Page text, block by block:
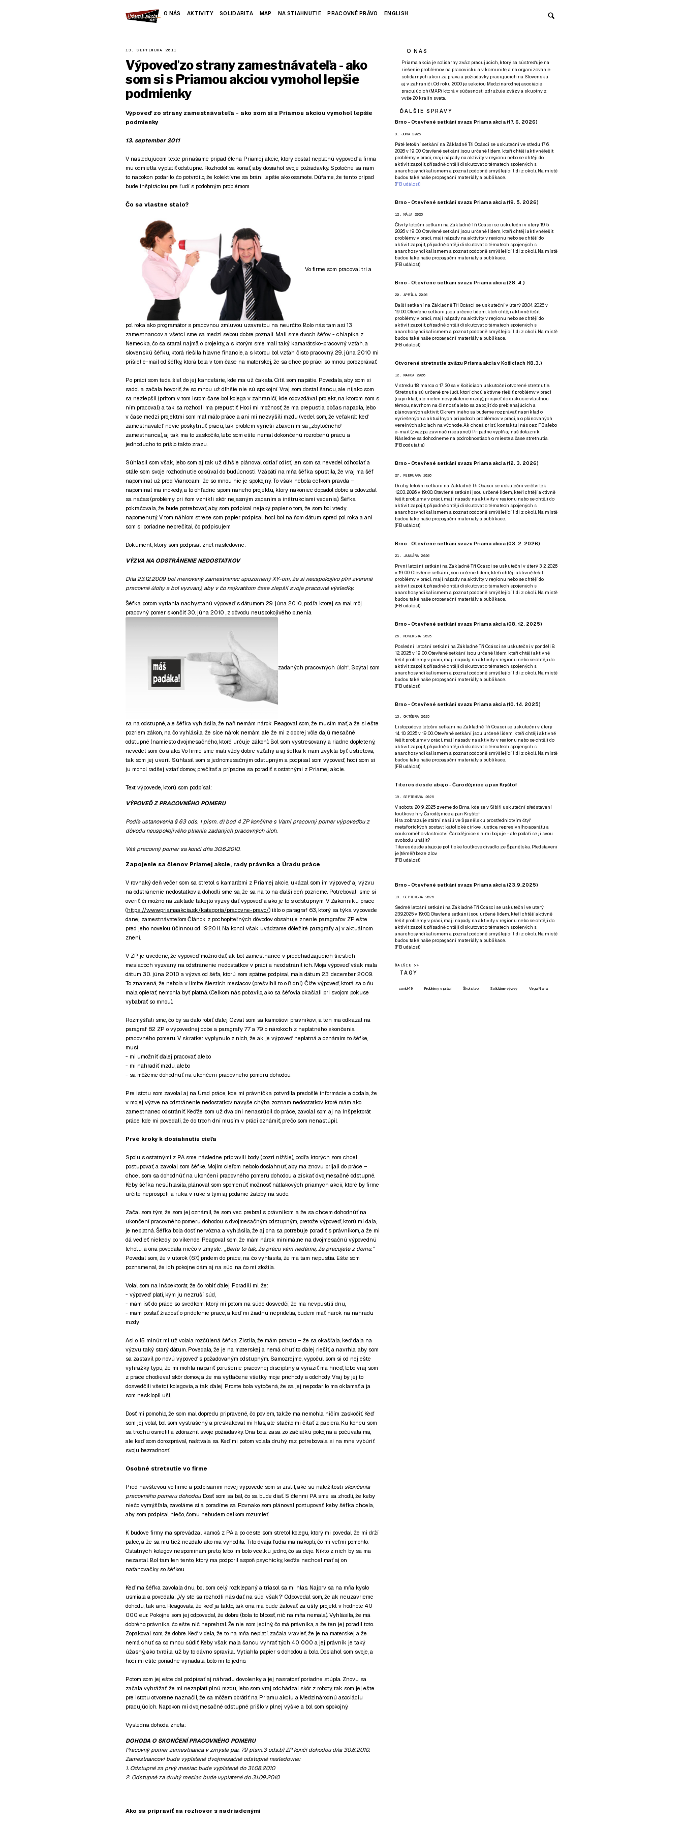
O NÁS AKTIVITY SOLIDARITA MAP NA STIAHNUTIE PRACOVNÉ PRÁVO ENGLISH
13. SEPTEMBRA 2011
Výpoveď zo strany zamestnávateľa - ako
som si s Priamou akciou vymohol lepšie
podmienky
Výpoveď zo strany zamestnávateľa - ako som si s Priamou akciou vymohol lepšie
podmienky
13. september 2011
V nasledujúcom texte prinášame prípad člena Priamej akcie, ktorý dostal neplatnú výpoveď a firma
mu odmietla vyplatiť odstupné. Rozhodol sa konať, aby dosiahol svoje požiadavky. Spoločne sa nám
to napokon podarilo, čo potvrdilo, že kolektívne sa bráni lepšie ako osamote. Dúfame, že tento prípad
bude inšpiráciou pre ľudí s podobným problémom.
Čo sa vlastne stalo?
Vo firme som pracoval tri a
pol roka ako programátor s pracovnou zmluvou uzavretou na neurčito. Bolo nás tam asi 13
zamestnancov a všetci sme sa medzi sebou dobre poznali. Mali sme dvoch šéfov - chlapíka z
Nemecka, čo sa staral najmä o projekty, a s ktorým sme mali taký kamarátsko-pracovný vzťah, a
slovenskú šéfku, ktorá riešila hlavne financie, a s ktorou bol vzťah čisto pracovný. 29. júna 2010 mi
prišiel e-mail od šéfky, ktorá bola v tom čase na materskej, že sa chce po práci so mnou porozprávať.
Po práci som teda šiel do jej kancelárie, kde ma už čakala. Cítil som napätie. Povedala, aby som si
sadol, a začala hovoriť, že so mnou už dlhšie nie sú spokojní. Vraj som dostal šancu, ale nijako som
sa nezlepšil (pritom v tom istom čase bol kolega v zahraničí, kde odovzdával projekt, na ktorom som s
ním pracoval), a tak sa rozhodli ma prepustiť. Hoci mi možnosť, že ma prepustia, občas napadla, lebo
v čase medzi projektmi som mal málo práce a ani mi nezvýšili mzdu (vedel som, že veľakrát keď
zamestnávateľ nevie poskytnúť prácu, tak problém vyrieši zbavením sa „zbytočného“
zamestnanca), aj tak ma to zaskočilo, lebo som ešte nemal dokončenú rozrobenú prácu a
jednoducho to prišlo takto zrazu.
Súhlasil som však, lebo som aj tak už dlhšie plánoval odtiaľ odísť, len som sa nevedel odhodlať a
stále som svoje rozhodnutie odsúval do budúcnosti. Vzápätí na mňa šéfka spustila, že vraj ma šéf
napomínal už pred Vianocami, že so mnou nie je spokojný. To však nebola celkom pravda –
napomínal ma inokedy, a to ohľadne spomínaného projektu, ktorý nakoniec dopadol dobre a odovzdal
sa načas (problémy pri ňom vznikli skôr nejasným zadaním a inštrukciami vedenia). Šéfka
pokračovala, že bude potrebovať, aby som podpísal nejaký papier o tom, že som bol vtedy
napomenutý. V tom náhlom strese som papier podpísal, hoci bol na ňom dátum spred pol roka a ani
som si poriadne neprečítal, čo podpisujem.
Dokument, ktorý som podpísal znel nasledovne:
VÝZVA NA ODSTRÁNENIE NEDOSTATKOV
Dňa 23.12.2009 bol menovaný zamestnanec upozornený XY-om, že si neuspokojivo plní zverené
pracovné úlohy a bol vyzvaný, aby v čo najkratšom čase zlepšil svoje pracovné výsledky.
Šéfka potom vytiahla nachystanú výpoveď s dátumom 29. júna 2010, podľa ktorej sa mal môj
pracovný pomer skončiť 30. júna 2010 „z dôvodu neuspokojivého plnenia
zadaných pracovných úloh“. Spýtal som
sa na odstupné, ale šéfka vyhlásila, že naň nemám nárok. Reagoval som, že musím mať, a že si ešte
pozriem zákon, na čo vyhlásila, že síce nárok nemám, ale že mi z dobrej vôle dajú mesačné
odstupné (namiesto dvojmesačného, ktoré určuje zákon). Bol som vystresovaný a riadne dopletený,
nevedel som čo a ako. Vo firme sme mali vždy dobré vzťahy a aj šéfka k nám zvykla byť ústretová,
tak som jej uveril. Súhlasil som s jednomesačným odstupným a podpísal som výpoveď, hoci som si
ju mohol radšej vziať domov, prečítať a prípadne sa poradiť s ostatnými z Priamej akcie.
Text výpovede, ktorú som podpísal:
VÝPOVEĎ Z PRACOVNÉHO POMERU
Podľa ustanovenia § 63 ods. 1 písm. d) bod 4 ZP končíme s Vami pracovný pomer výpoveďou z
dôvodu neuspokojivého plnenia zadaných pracovných úloh.
Váš pracovný pomer sa končí dňa 30.6.2010.
Zapojenie sa členov Priamej akcie, rady právnika a Úradu práce
V rovnaký deň večer som sa stretol s kamarátmi z Priamej akcie, ukázal som im výpoveď aj výzvu
na odstránenie nedostatkov a dohodli sme sa, že sa na to na ďalší deň pozrieme. Potrebovali sme si
overiť, či možno na základe takejto výzvy dať výpoveď a ako je to s odstupným. V Zákonníku práce
(https://www.priamaakcia.sk/kategoria/pracovne-pravo/) išlo o paragraf 63, ktorý sa týka výpovede
danej zamestnávateľom..Článok z pochopiteľných dôvodov obsahuje znenie paragrafov ZP ešte
pred jeho novelou účinnou od 1.9.2011. Na konci však uvádzame dôležité paragrafy aj v aktuálnom
znení.
V ZP je uvedené, že výpoveď možno dať, ak bol zamestnanec v predchádzajúcich šiestich
mesiacoch vyzvaný na odstránenie nedostatkov v práci a neodstránil ich. Moja výpoveď však mala
dátum 30. júna 2010 a výzva od šéfa, ktorú som spätne podpísal, mala dátum 23. december 2009.
To znamená, že nebola v limite šiestich mesiacov (prešvihli to o 8 dní). Čiže výpoveď, ktorá sa o ňu
mala opierať, nemohla byť platná. (Celkom nás pobavilo, ako sa šéfovia okašlali pri svojom pokuse
vybabrať so mnou).
Rozmýšľali sme, čo by sa dalo robiť ďalej. Ozval som sa kamošovi právnikovi, a ten ma odkázal na
paragraf 62 ZP o výpovednej dobe a paragrafy 77 a 79 o nárokoch z neplatného skončenia
pracovného pomeru. V skratke: vyplynulo z nich, že ak je výpoveď neplatná a oznámim to šéfke,
musí:
- mi umožniť ďalej pracovať, alebo
- mi nahradiť mzdu, alebo
- sa môžeme dohodnúť na ukončení pracovného pomeru dohodou.
Pre istotu som zavolal aj na Úrad práce, kde mi právnička potvrdila predošlé informácie a dodala, že
v mojej výzve na odstránenie nedostatkov navyše chýba zoznam nedostatkov, ktoré mám ako
zamestnanec odstrániť. Keďže som už dva dni nenastúpil do práce, zavolal som aj na Inšpektorát
práce, kde mi povedali, že do troch dní musím v práci oznámiť, prečo som nenastúpil.
Prvé kroky k dosiahnutiu cieľa
Spolu s ostatnými z PA sme následne pripravili body (pozri nižšie), podľa ktorých som chcel
postupovať, a zavolal som šéfke. Mojím cieľom nebolo dosiahnuť, aby ma znovu prijali do práce –
chcel som sa dohodnúť na ukončení pracovného pomeru dohodou a získať dvojmesačné odstupné.
Keby šéfka nesúhlasila, plánoval som spomenúť možnosť nátlakových priamych akcií, ktoré by firme
určite neprospeli, a ruka v ruke s tým aj podanie žaloby na súde.
Začal som tým, že som jej oznámil, že som vec prebral s právnikom, a že sa chcem dohodnúť na
ukončení pracovného pomeru dohodou s dvojmesačným odstupným, pretože výpoveď, ktorú mi dala,
je neplatná. Šéfka bola dosť nervózna a vyhlásila, že aj ona sa potrebuje poradiť s právnikom, a že mi
dá vedieť niekedy po víkende. Reagoval som, že mám nárok minimálne na dvojmesačnú výpovednú
lehotu, a ona povedala niečo v zmysle: „Berte to tak, že prácu vám nedáme, že pracujete z domu.“
Povedal som, že v utorok (6.7.) prídem do práce, na čo vyhlásila, že ma tam nepustia. Ešte som
poznamenal, že ich pokojne dám aj na súd, na čo mi zložila.
Volal som na Inšpektorát, že čo robiť ďalej. Poradili mi, že:
- výpoveď platí, kým ju nezruší súd,
- mám ísť do práce so svedkom, ktorý mi potom na súde dosvedčí, že ma nevpustili dnu,
- mám poslať žiadosť o pridelenie práce, a keď mi žiadnu nepridelia, budem mať nárok na náhradu
mzdy.
Asi o 15 minút mi už volala rozčúlená šéfka. Zistila, že mám pravdu – že sa okašľala, keď dala na
výzvu taký starý dátum. Povedala, že je na materskej a nemá chuť to ďalej riešiť, a navrhla, aby som
sa zastavil po novú výpoveď s požadovaným odstupným. Samozrejme, vypočul som si od nej ešte
vyhrážky typu, že mi mohla napariť porušenie pracovnej disciplíny a vyraziť ma hneď, lebo vraj som
z práce chodieval skôr domov, a že má vytlačené všetky moje príchody a odchody. Vraj by jej to
dosvedčili všetci kolegovia, a tak ďalej. Proste bola vytočená, že sa jej nepodarilo ma oklamať a ja
som nesklopil uši.
Dosť mi pomohlo, že som mal dopredu pripravené, čo poviem, takže ma nemohla ničím zaskočiť. Keď
som jej volal, bol som vystrašený a preskakoval mi hlas, ale stačilo mi čítať z papiera. Ku koncu som
sa trochu osmelil a zdôraznil svoje požiadavky. Ona bola zasa zo začiatku pokojná a počúvala ma,
ale keď som dorozprával, naštvala sa. Keď mi potom volala druhý raz, potrebovala si na mne vybúriť
svoju bezradnosť.
Osobné stretnutie vo firme
Pred návštevou vo firme a podpísaním novej výpovede som si zistil, aké sú náležitosti skončenia
pracovného pomeru dohodou. Dosť som sa bál, čo sa bude diať. S členmi PA sme sa zhodli, že keby
niečo vymýšľala, zavoláme si a poradíme sa. Rovnako som plánoval postupovať, keby šéfka chcela,
aby som podpísal niečo, čomu nebudem celkom rozumieť.
K budove firmy ma sprevádzal kamoš z PA a po ceste som stretol kolegu, ktorý mi povedal, že mi drží
palce, a že sa mu tiež nezdalo, ako ma vyhodila. Títo dvaja ľudia ma nakopli, čo mi veľmi pomohlo.
Ostatných kolegov nespomínam preto, lebo im bolo vcelku jedno, čo sa deje. Nikto z nich by sa ma
nezastal. Bol tam len tento, ktorý ma podporil aspoň psychicky, keďže nechcel mať aj on
naťahovačky so šéfkou.
Keď ma šéfka zavolala dnu, bol som celý rozklepaný a triasol sa mi hlas. Najprv sa na mňa kyslo
usmiala a povedala: „Vy ste sa rozhodli nás dať na súd, však?“ Odpovedal som, že ak neuzavrieme
dohodu, tak áno. Reagovala, že keď ja takto, tak ona ma bude žalovať za ušlý projekt v hodnote 40
000 eur. Pokojne som jej odpovedal, že dobre (bola to blbosť, nič na mňa nemala). Vyhlásila, že má
dobrého právnika, čo ešte nič neprehral. Že nie som jediný, čo má právnika, a že ten jej poradil toto.
Zopakoval som, že dobre. Keď videla, že to na mňa neplatí, začala vravieť, že je na materskej a že
nemá chuť sa so mnou súdiť. Keby však mala šancu vyhrať tých 40 000 a jej právnik je taký
úžasný, ako tvrdila, už by to dávno spravila... Vytiahla papier s dohodou a bolo. Dosiahol som svoje, a
hoci mi ešte poriadne vynadala, bolo mi to jedno.
Potom som jej ešte dal podpísať aj náhradu dovolenky a jej nasratosť poriadne stúpla. Znovu sa
začala vyhrážať, že mi nezaplatí plnú mzdu, lebo som vraj odchádzal skôr z roboty, tak som jej ešte
pre istotu otvorene naznačil, že sa môžem obrátiť na Priamu akciu a Medzinárodnú asociáciu
pracujúcich. Napokon mi dvojmesačné odstupné prišlo v plnej výške a bol som spokojný.
Výsledná dohoda znela:
DOHODA O SKONČENÍ PRACOVNÉHO POMERU
Pracovný pomer zamestnanca v zmysle par. 79 pism.3 ods.b) ZP končí dohodou dňa 30.6.2010.
Zamestnancovi bude vyplatené dvojmesačné odstupné nasledovne:
1. Odstupné za prvý mesiac bude vyplatené do 31.08.2010
2. Odstupné za druhý mesiac bude vyplatené do 31.09.2010
Ako sa pripraviť na rozhovor s nadriadenými
O NÁS
Priama akcia je solidárny zväz pracujúcich, ktorý sa sústreďuje na
riešenie problémov na pracovisku a v komunite, a na organizovanie
solidárnych akcií za práva a požiadavky pracujúcich na Slovensku
aj v zahraničí. Od roku 2000 je sekciou Medzinárodnej asociácie
pracujúcich (MAP), ktorá v súčasnosti združuje zväzy a skupiny z
vyše 20 krajín sveta.
ĎALŠIE SPRÁVY
Brno - Otevřené setkání svazu Priama akcia (17. 6. 2026)
9. JÚNA 2026
Páté letošní setkání na Základně Tři Ocásci se uskuteční ve středu 17. 6.
2026 v 19:00. Otevřené setkání jsou určené lidem, kteří chtějí aktivněřešit
problémy v práci, mají nápady na aktivity v regionu nebo se chtějí do
aktivit zapojit, případně chtějí diskutovat o tématech spojených s
anarchosyndikalismem a poznat podobně smýšlející lidi z okolí. Na místě
budou také naše propagační materiály a publikace.
(FB událost)
Brno - Otevřené setkání svazu Priama akcia (19. 5. 2026)
12. MÁJA 2026
Čtvrtý letošní setkání na Základně Tři Ocásci se uskuteční v úterý 19. 5.
2026 v 19:00. Otevřené setkání jsou určené lidem, kteří chtějí aktivněřešit
problémy v práci, mají nápady na aktivity v regionu nebo se chtějí do
aktivit zapojit, případně chtějí diskutovat o tématech spojených s
anarchosyndikalismem a poznat podobně smýšlející lidi z okolí. Na místě
budou také naše propagační materiály a publikace.
(FB událost)
Brno - Otevřené setkání svazu Priama akcia (28. 4.)
20. APRÍLA 2026
Další setkání na Základně Tři Ocásci se uskuteční v úterý 28.04. 2026 v
19:00. Otevřené setkání jsou určené lidem, kteří chtějí aktivně řešit
problémy v práci, mají nápady na aktivity v regionu nebo se chtějí do
aktivit zapojit, případně chtějí diskutovat o tématech spojených s
anarchosyndikalismem a poznat podobně smýšlející lidi z okolí. Na místě
budou také naše propagační materiály a publikace.
(FB událost)
Otvorené stretnutie zväzu Priama akcia v Košiciach (18.3.)
12. MARCA 2026
V stredu 18. marca o 17:30 sa v Košiciach uskutoční otvorené stretnutie.
Stretnutia sú určené pre ľudí, ktorí chcú aktívne riešiť problémy v práci
(napríklad, ale nielen nevyplatené mzdy), prispieť do diskusie vlastnou
témou, návrhom na činnosť alebo sa zapojiť do prebiehajúcich a
plánovaných aktivít. Okrem iného sa budeme rozprávať napríklad o
vyriešených a aktuálnych prípadoch problémov v práci, a o plánovaných
verejných akciach na východe. Ak chceš prísť, kontaktuj nás cez FBalebo
e-mail (zvazpa zavináč riseup.net). Prípadnevyplň aj náš dotazník.
Následne sa dohodneme na podrobnostiach o mieste a čase stretnutia.
(FB podujatie)
Brno - Otevřené setkání svazu Priama akcia (12. 3. 2026)
27. FEBRUÁRA 2026
Druhý letošní setkání na Základně Tři Ocásci se uskuteční ve čtvrtek
12.03. 2026 v 19:00. Otevřené setkání jsou určené lidem, kteří chtějí aktivně
řešit problémy v práci, mají nápady na aktivity v regionu nebo se chtějí do
aktivit zapojit, případně chtějí diskutovat o tématech spojených s
anarchosyndikalismem a poznat podobně smýšlející lidi z okolí. Na místě
budou také naše propagační materiály a publikace.
(FB událost)
Brno - Otevřené setkání svazu Priama akcia (03. 2. 2026)
21. JANUÁRA 2026
První letošní setkání na Základně Tři Ocásci se uskuteční v úterý 3. 2. 2026
v 19:00. Otevřené setkání jsou určené lidem, kteří chtějí aktivně řešit
problémy v práci, mají nápady na aktivity v regionu nebo se chtějí do
aktivit zapojit, případně chtějí diskutovat o tématech spojených s
anarchosyndikalismem a poznat podobně smýšlející lidi z okolí. Na místě
budou také naše propagační materiály a publikace.
(FB událost)
Brno - Otevřené setkání svazu Priama akcia (08. 12. 2025)
26. NOVEMBRA 2025
Poslední letošní setkání na Základně Tři Ocásci se uskuteční v ponděli 8.
12. 2025 v 19:00. Otevřené setkání jsou určené lidem, kteří chtějí aktivně
řešit problémy v práci, mají nápady na aktivity v regionu nebo se chtějí do
aktivit zapojit, případně chtějí diskutovat o tématech spojených s
anarchosyndikalismem a poznat podobně smýšlející lidi z okolí. Na místě
budou také naše propagační materiály a publikace.
(FB událost)
Brno - Otevřené setkání svazu Priama akcia (10. 14. 2025)
13. OKTÓBRA 2025
Listopadové letošní setkání na Základně Tři Ocásci se uskuteční v úterý
14. 10. 2025 v 19:00. Otevřené setkání jsou určené lidem, kteří chtějí aktivně
řešit problémy v práci, mají nápady na aktivity v regionu nebo se chtějí do
aktivit zapojit, případně chtějí diskutovat o tématech spojených s
anarchosyndikalismem a poznat podobně smýšlející lidi z okolí. Na místě
budou také naše propagační materiály a publikace.
(FB událost)
Títeres desde abajo - Čarodějnice a pan Kryštof
19. SEPTEMBRA 2025
V sobotu 20. 9. 2025 zveme do Brna, kde se v Sibiři uskuteční představení
loutkové hry Čarodějnice a pan Kryštof.
Hra zobrazuje státní násilí ve Španělsku prostřednictvím čtyř
metaforických postav: katolické církve, justice, represivního aparátu a
soukromého vlastnictví. Čarodějnice s nimi bojuje – ale podaří se jí svou
svobodu uhájit?
Títeres desde abajo je politické loutkové divadlo ze Španělska. Představení
je (téměř) beze zlov.
(FB událost)
Brno - Otevřené setkání svazu Priama akcia (23.9.2025)
19. SEPTEMBRA 2025
Sedmé letošní setkání na Základně Tři Ocásci se uskuteční ve uterý
23.9.2025 v 19:00. Otevřené setkání jsou určené lidem, kteří chtějí aktivně
řešit problémy v práci, mají nápady na aktivity v regionu nebo se chtějí do
aktivit zapojit, případně chtějí diskutovat o tématech spojených s
anarchosyndikalismem a poznat podobně smýšlející lidi z okolí. Na místě
budou také naše propagační materiály a publikace.
(FB událost)
ĎALŠIE >>
TAGY
covid-19 Problémy v práci Školstvo Solidárne výzvy VegaNana